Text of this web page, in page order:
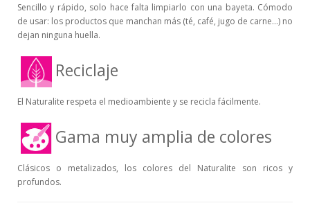
Sencillo y rápido, solo hace falta limpiarlo con una bayeta. Cómodo
de usar: los productos que manchan más (té, café, jugo de carne...) no
dejan ninguna huella.
Reciclaje
El Naturalite respeta el medioambiente y se recicla fácilmente.
Gama muy amplia de colores
Clásicos o metalizados, los colores del Naturalite son ricos y
profundos.